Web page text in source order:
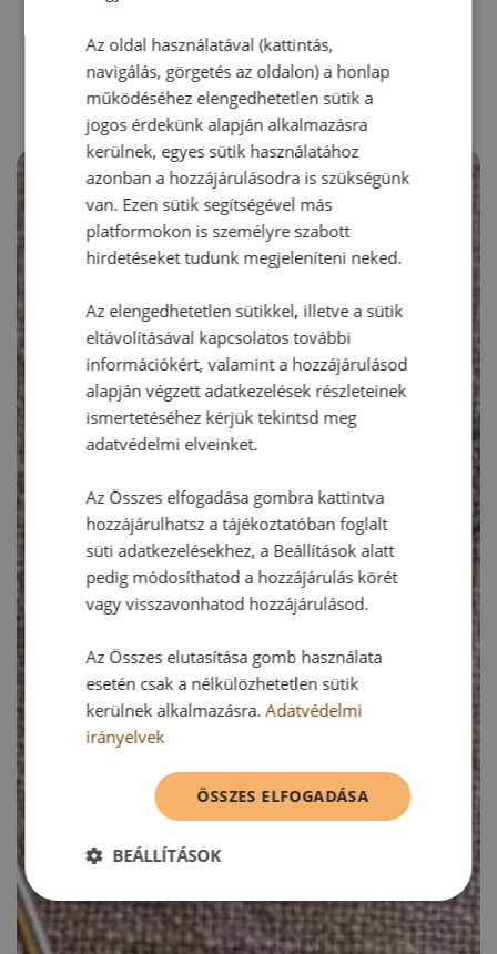
RECEPTAJÁNLÓ
Az oldal használatával (kattintás,
navigálás, görgetés az oldalon) a honlap
működéséhez elengedhetetlen sütik a
jogos érdekünk alapján alkalmazásra
kerülnek, egyes sütik használatához
azonban a hozzájárulásodra is szükségünk
van. Ezen sütik segítségével más
platformokon is személyre szabott
hirdetéseket tudunk megjeleníteni neked.
Az elengedhetetlen sütikkel, illetve a sütik
eltávolításával kapcsolatos további
információkért, valamint a hozzájárulásod
alapján végzett adatkezelések részleteinek
ismertetéséhez kérjük tekintsd meg
adatvédelmi elveinket.
Az Összes elfogadása gombra kattintva
hozzájárulhatsz a tájékoztatóban foglalt
süti adatkezelésekhez, a Beállítások alatt
pedig módosíthatod a hozzájárulás körét
vagy visszavonhatod hozzájárulásod.
Az Összes elutasítása gomb használata
esetén csak a nélkülözhetetlen sütik
kerülnek alkalmazásra.Adatvédelmi
irányelvek
ÖSSZES ELFOGADÁSA
BEÁLLÍTÁSOK